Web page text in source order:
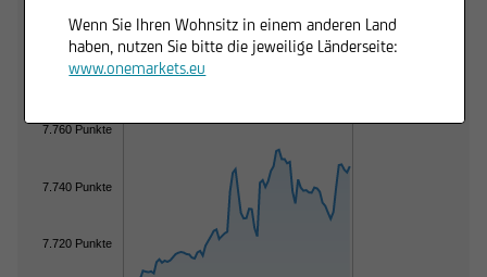
Trading Desk
7.720 Punkte
7.740 Punkte
7.760 Punkte
Wenn Sie Ihren Wohnsitz in einem anderen Land
haben, nutzen Sie bitte die jeweilige Länderseite:
www.onemarkets.eu